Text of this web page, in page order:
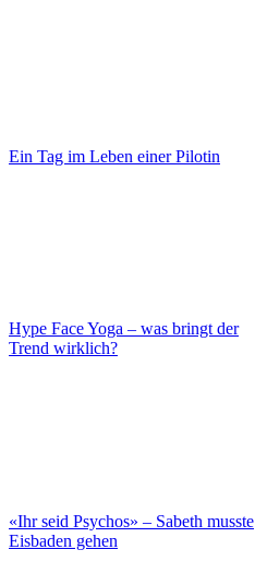
Ein Tag im Leben einer Pilotin
Hype Face Yoga – was bringt der
Trend wirklich?
«Ihr seid Psychos» – Sabeth musste
Eisbaden gehen